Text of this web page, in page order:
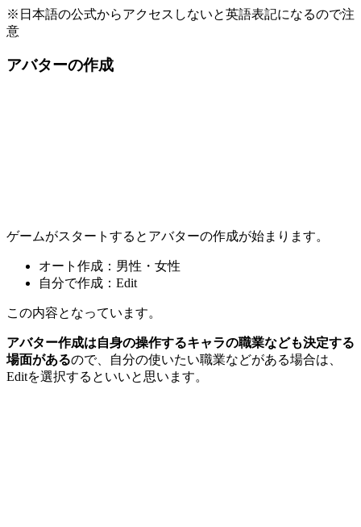
※日本語の公式からアクセスしないと英語表記になるので注
意
アバターの作成
ゲームがスタートするとアバターの作成が始まります。
オート作成：男性・女性
自分で作成：Edit
この内容となっています。
アバター作成は自身の操作するキャラの職業なども決定する
場面があるので、自分の使いたい職業などがある場合は、
Editを選択するといいと思います。